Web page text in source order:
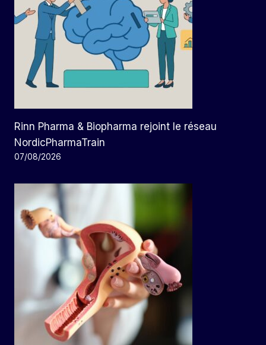
Rinn Pharma & Biopharma rejoint le réseau
NordicPharmaTrain
07/08/2026